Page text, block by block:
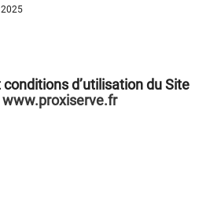
2025
d’utilisation du Site
www.proxiserve.fr